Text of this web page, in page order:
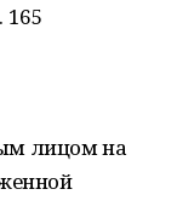
165
лицом на